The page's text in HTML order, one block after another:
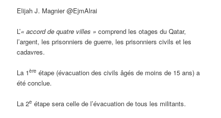
Elijah J. Magnier @EjmAlrai
L’« accord de quatre villes » comprend les otages du Qatar,
l’argent, les prisonniers de guerre, les prisonniers civils et les
cadavres.
La 1ère étape (évacuation des civils âgés de moins de 15 ans) a
été conclue.
La 2e étape sera celle de l’évacuation de tous les militants.